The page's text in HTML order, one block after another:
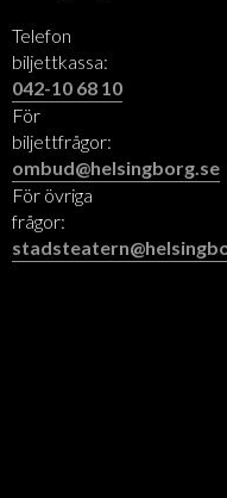
Telefon
biljettkassa:
042-10 68 10
För
biljettfrågor:
ombud@helsingborg.se
För övriga
frågor: